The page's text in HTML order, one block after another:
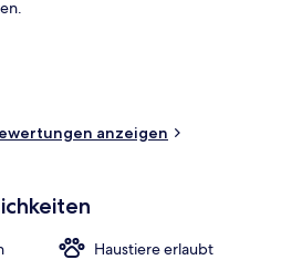
anzeigen
Haustiere erlaubt